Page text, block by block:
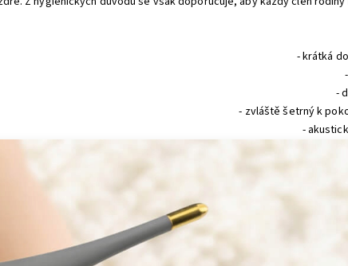
- krátká
-
- zvláště šetrný k
-